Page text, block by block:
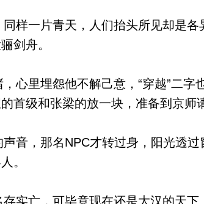
样一片青天，人们抬头所见却是各
剑舟。
心里埋怨他不解己意，“穿越”二字
首级和张梁的放一块，准备到京师
音，那名NPC才转过身，阳光透
。
实亡，可毕竟现在还是大汉的天下